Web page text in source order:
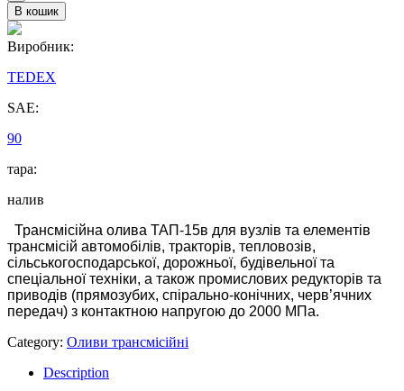
В кошик
Виробник:
TEDEX
SAE:
90
тара:
налив
Трансмісійна олива ТАП-15в для вузлів та елементів
трансмісій автомобілів, тракторів, тепловозів,
сільськогосподарської, дорожньої, будівельної та
спеціальної техніки, а також промислових редукторів та
приводів (прямозубих, спірально-конічних, черв’ячних
передач) з контактною напругою до 2000 МПа.
Category: Оливи трансмісійні
Description